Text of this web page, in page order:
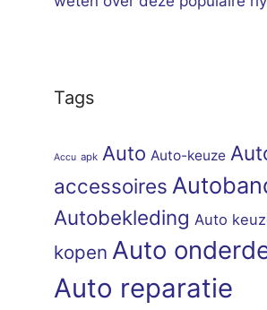
Tags
Accu apk Auto Auto-keuze
accessoires
Autobekleding Auto
kopen Auto
Auto reparatie